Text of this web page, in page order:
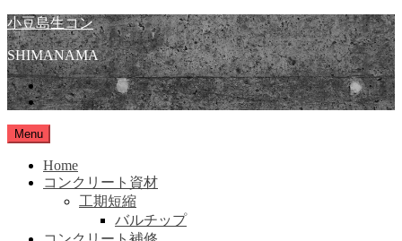
Skip
to
content
小豆島生コン
SHIMANAMA
instagram
Facebook
Menu
Home
コンクリート資材
工期短縮
バルチップ